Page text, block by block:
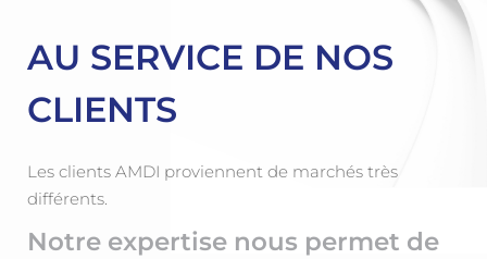
AU SERVICE DE NOS
CLIENTS
Les clients AMDI proviennent de marchés très
différents.
Notre expertise nous permet de